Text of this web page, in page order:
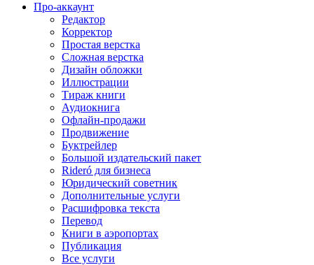
Про-аккаунт
Редактор
Корректор
Простая верстка
Сложная верстка
Дизайн обложки
Иллюстрации
Тираж книги
Аудиокнига
Офлайн-продажи
Продвижение
Буктрейлер
Большой издательский пакет
Rideró для бизнеса
Юридический советник
Дополнительные услуги
Расшифровка текста
Перевод
Книги в аэропортах
Публикация
Все услуги